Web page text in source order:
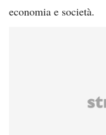
economia e società.